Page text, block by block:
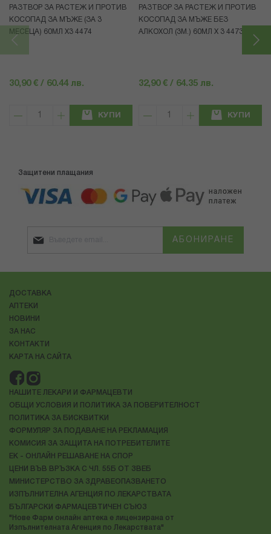
РАЗТВОР ЗА РАСТЕЖ И ПРОТИВ
КОСОПАД ЗА МЪЖЕ (ЗА 3
МЕСЕЦА) 60МЛ X3 4474
30,90 € / 60.44 лв.
КУПИ
РАЗТВОР ЗА РАСТЕЖ И ПРОТИВ
КОСОПАД ЗА МЪЖЕ БЕЗ
АЛКОХОЛ (3М.) 60МЛ X 3 4473
32,90 € / 64.35 лв.
КУПИ
Защитени плащания
АБОНИРАНЕ
ДОСТАВКА
АПТЕКИ
НОВИНИ
ЗА НАС
КОНТАКТИ
КАРТА НА САЙТА
НАШИТЕ ЛЕКАРИ И ФАРМАЦЕВТИ
ОБЩИ УСЛОВИЯ И ПОЛИТИКА ЗА ПОВЕРИТЕЛНОСТ
ПОЛИТИКА ЗА БИСКВИТКИ
ФОРМУЛЯР ЗА ПОДАВАНЕ НА РЕКЛАМАЦИЯ
КОМИСИЯ ЗА ЗАЩИТА НА ПОТРЕБИТЕЛИТЕ
ЕК - ОНЛАЙН РЕШАВАНЕ НА СПОР
ЦЕНИ ВЪВ ВРЪЗКА С ЧЛ. 55Б ОТ ЗВЕБ
МИНИСТЕРСТВО ЗА ЗДРАВЕОПАЗВАНЕТО
ИЗПЪЛНИТЕЛНА АГЕНЦИЯ ПО ЛЕКАРСТВАТА
БЪЛГАРСКИ ФАРМАЦЕВТИЧЕН СЪЮЗ
"Нове Фарм онлайн аптека е лицензирана от
Изпълнителната Агенция по Лекарствата"